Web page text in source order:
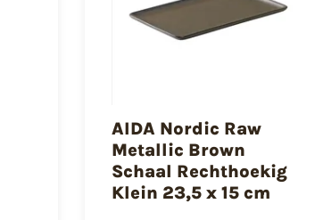
AIDA Nordic Raw
Metallic Brown
Schaal Rechthoekig
Klein 23,5 x 15 cm